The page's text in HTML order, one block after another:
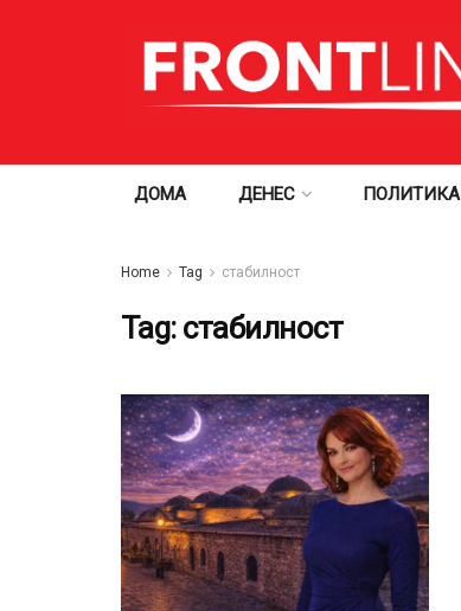
ДОМА ДЕНЕС ПОЛИТИКА
Home Tag стабилност
Tag: стабилност